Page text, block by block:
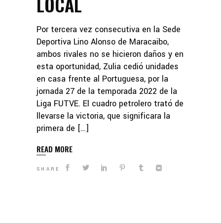
Por tercera vez consecutiva en la Sede
Deportiva Lino Alonso de Maracaibo,
ambos rivales no se hicieron daños y en
esta oportunidad, Zulia cedió unidades
en casa frente al Portuguesa, por la
jornada 27 de la temporada 2022 de la
Liga FUTVE. El cuadro petrolero trató de
llevarse la victoria, que significara la
primera de […]
READ MORE
SHARE